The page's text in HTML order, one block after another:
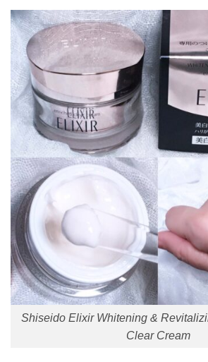
Shiseido Elixir Whitening &
Clear Cream